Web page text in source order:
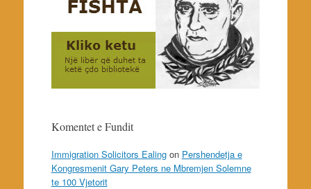
Komentet e Fundit
Immigration Solicitors Ealingon Pershendetja e
Kongresmenit Gary Peters ne Mbremjen Solemne
te 100 Vjetorit